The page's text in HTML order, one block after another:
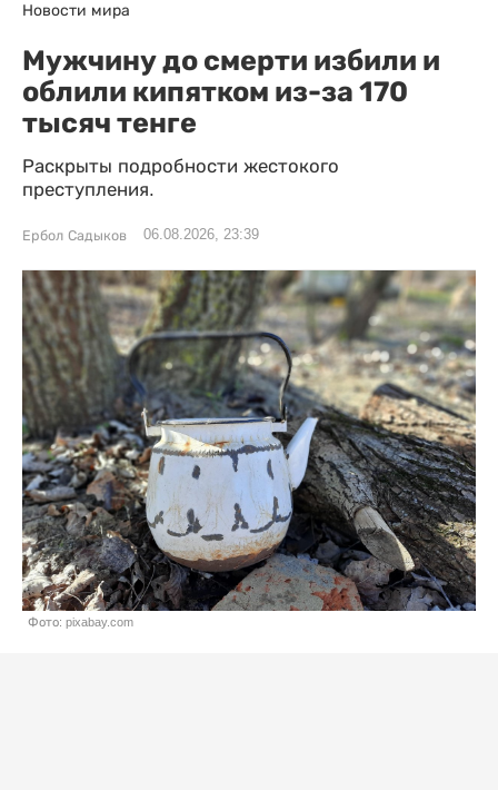
Новости мира
Мужчину до смерти избили и
облили кипятком из-за 170
тысяч тенге
Раскрыты подробности жестокого
преступления.
Ербол Садыков 06.08.2026, 23:39
Фото: pixabay.com